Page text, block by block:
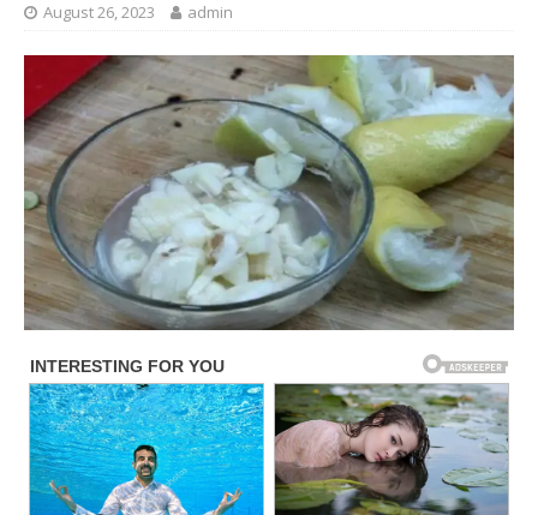
August 26, 2023 admin